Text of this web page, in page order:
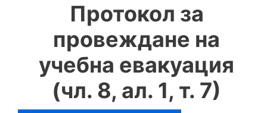
Протокол за
провеждане на
учебна евакуация
(чл. 8, ал. 1, т. 7)